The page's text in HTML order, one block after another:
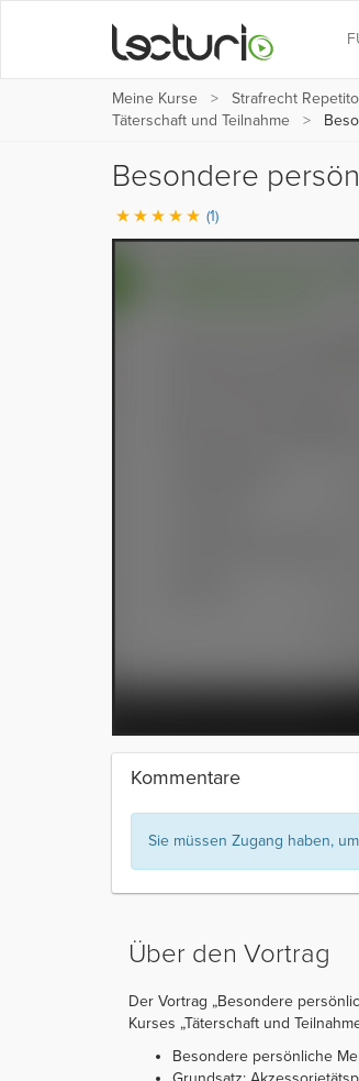
Meine Kurse Strafrecht
Täterschaft und Teilnahme
Besondere
(1)
Kommentare
Sie müssen Zugang haben,
Über den Vortrag
Der Vortrag „Besondere
Kurses „Täterschaft und
Besondere persönliche